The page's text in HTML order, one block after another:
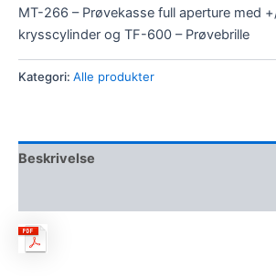
MT-266 – Prøvekasse full aperture med
krysscylinder og TF-600 – Prøvebrille
Kategori: Alle produkter
Beskrivelse